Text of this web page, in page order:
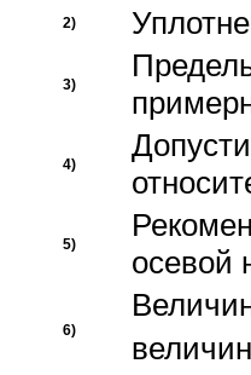
2)
3)
4)
5)
осевой
6)